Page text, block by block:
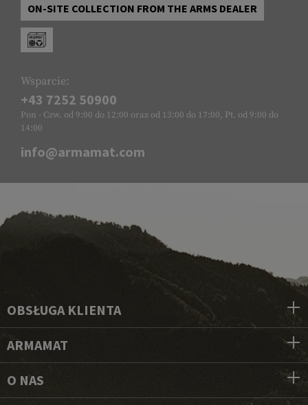
ON-SITE COLLECTION FROM THE ARMS DEALER
Wsparcie:
+43 7252 50900
Pon - Czw. od 9:00 do 12:00 oraz od 13:00 do 17:00, Pt. od 9:00 do
14:00
info@armamat.com
OBSŁUGA KLIENTA
ARMAMAT
O NAS